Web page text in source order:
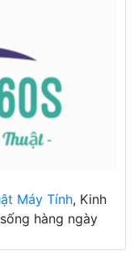
Máy Tính, Kinh
hàng ngày